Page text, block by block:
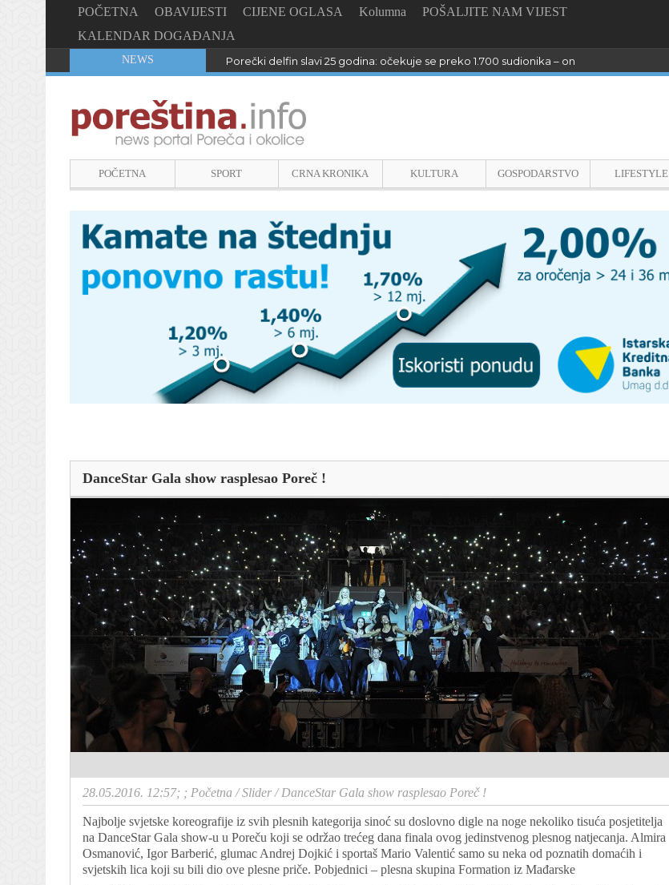
POČETNA OBAVIJESTI CIJENE OGLASA Kolumna
POŠALJITE NAM VIJEST
KALENDAR DOGAĐANJA
NEWS Porečki delfin slavi 25 godina: očekuje se preko 1.700 sudionika – online prijave do
POČETNA SPORT CRNA KRONIKA KULTURA GOSPODARSTVO LIFESTYLE
DanceStar Gala show rasplesao Poreč !
28.05.2016. 12:57; ; Početna /Slider /DanceStar Gala show rasplesao Poreč !
Najbolje svjetske koreografije iz svih plesnih kategorija sinoć su doslovno digle na noge nekoliko tisuća posjetitelja
na DanceStar Gala show-u u Poreču koji se održao trećeg dana finala ovog jedinstvenog plesnog natjecanja. Almira
Osmanović, Igor Barberić, glumac Andrej Dojkić i sportaš Mario Valentić samo su neka od poznatih domaćih i
svjetskih lica koji su bili dio ove plesne priče. Pobjednici – plesna skupina Formation iz Mađarske